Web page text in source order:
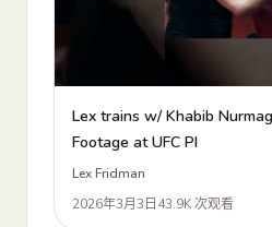
Lex trains w/ Khabib
Footage at UFC PI
Lex Fridman
2026年3月3日 43.9K 次观看